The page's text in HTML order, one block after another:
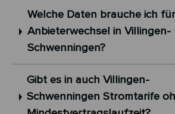
Welche Daten brauche ich
Anbieterwechsel in Villingen-
Schwenningen?
Gibt es in auch Villingen-
Schwenningen Stromtarife